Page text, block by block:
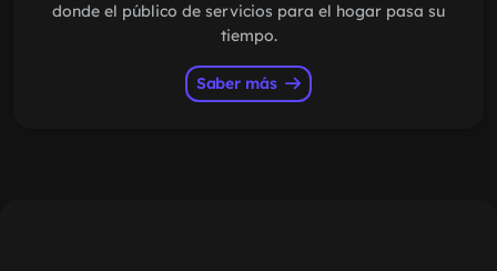
donde el público de servicios para el hogar pasa su
tiempo.
Saber más